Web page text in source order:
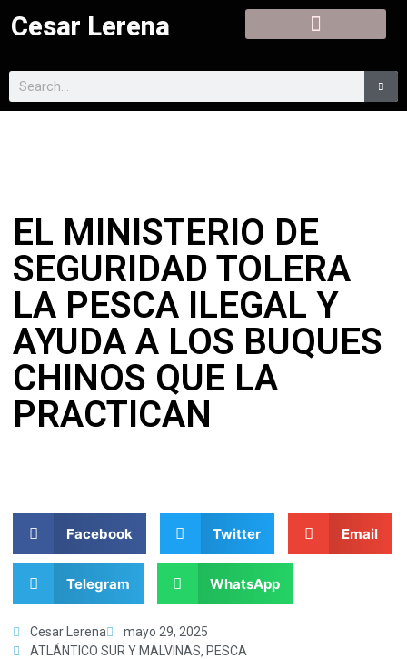
Cesar Lerena
EL MINISTERIO DE
SEGURIDAD TOLERA
LA PESCA ILEGAL Y
AYUDA A LOS BUQUES
CHINOS QUE LA
PRACTICAN
Facebook Twitter Email
Telegram WhatsApp
Cesar Lerena
mayo 29, 2025
ATLÁNTICO SUR Y MALVINAS, PESCA